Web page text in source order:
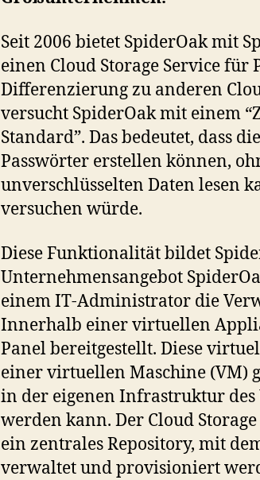
Seit 2006 bietet SpiderOak mit
einen Cloud Storage Service
Differenzierung zu anderen
versucht SpiderOak mit einem
Standard”. Das bedeutet, dass
Passwörter erstellen können,
unverschlüsselten Daten lesen
versuchen würde.
Diese Funktionalität bildet
Unternehmensangebot
einem IT-Administrator die
Innerhalb einer virtuellen
Panel bereitgestellt. Diese
einer virtuellen Maschine (VM)
in der eigenen Infrastruktur
werden kann. Der Cloud
ein zentrales Repository, mit
verwaltet und provisioniert